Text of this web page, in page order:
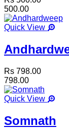
500.00
Quick View
Rs 798.00
798.00
Quick View
Somnath